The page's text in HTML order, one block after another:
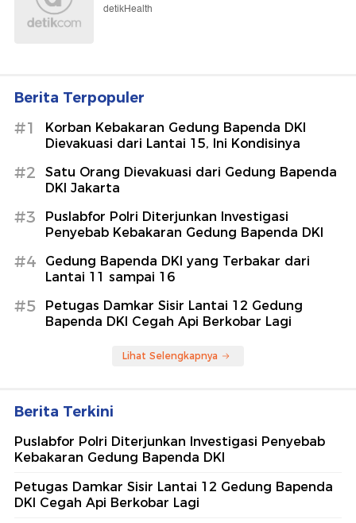
detikHealth
Berita Terpopuler
#1
Korban Kebakaran Gedung Bapenda DKI
Dievakuasi dari Lantai 15, Ini Kondisinya
#2
Satu Orang Dievakuasi dari Gedung Bapenda
DKI Jakarta
#3
Puslabfor Polri Diterjunkan Investigasi
Penyebab Kebakaran Gedung Bapenda DKI
#4
Gedung Bapenda DKI yang Terbakar dari
Lantai 11 sampai 16
#5
Petugas Damkar Sisir Lantai 12 Gedung
Bapenda DKI Cegah Api Berkobar Lagi
Lihat Selengkapnya
Berita Terkini
Puslabfor Polri Diterjunkan Investigasi Penyebab
Kebakaran Gedung Bapenda DKI
Petugas Damkar Sisir Lantai 12 Gedung Bapenda
DKI Cegah Api Berkobar Lagi